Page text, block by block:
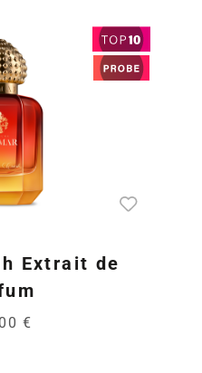
Extrait de
€